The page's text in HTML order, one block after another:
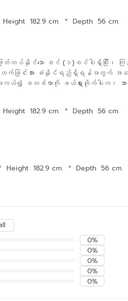
Height 182.9 cm. * Depth 56 cm.
ပ်နိုင်သော စင် (၁)စင်ပါရှိပြီး၊ ကြ
တက်ခြင်းအား ခံနိုင်ရည်ရှိရန်အတွက် အ
အကယ်၍ စတစ်ကာကို ဖယ်ရှားလိုက်ပါက၊ အာ
Height 182.9 cm. * Depth 56 cm.
Height 182.9 cm. * Depth 56 cm.
0%
0%
0%
0%
0%